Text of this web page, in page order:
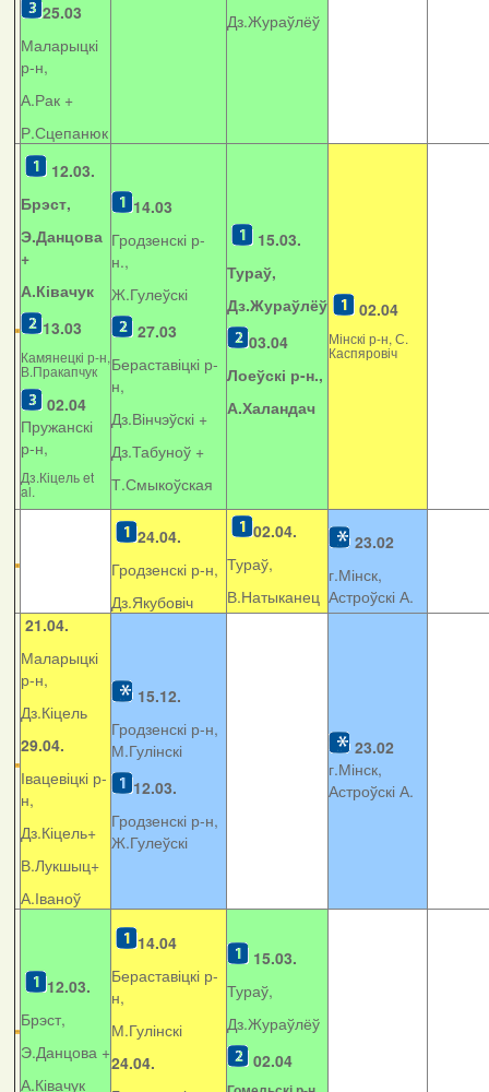
25.03
Маларыцкі
р-н,
А.Рак +
Р.Сцепанюк
Дз.Жураўлёў
12.03.
Брэст,
Э.Данцова
+
А.Ківачук
13.03
Камянецкі р-н,
В.Пракапчук
02.04
Пружанскі
р-н,
Дз.Кіцель et
al.
14.03
Гродзенскі р-
н.,
Ж.Гулеўскі
27.03
Бераставіцкі р-
н,
Дз.Вінчэўскі +
Дз.Табуноў +
Т.Смыкоўская
15.03.
Тураў,
Дз.Жураўлёў
03.04
Лоеўскі р-н.,
А.Халандач
02.04
Мінскі р-н, С.
Каспяровіч
24.04.
Гродзенскі р-н,
Дз.Якубовіч
02.04.
Тураў,
В.Натыканец
23.02
г.Мінск,
Астроўскі А.
21.04.
Маларыцкі
р-н,
Дз.Кіцель
29.04.
Івацевіцкі р-
н,
Дз.Кіцель+
В.Лукшыц+
А.Іваноў
15.12.
Гродзенскі р-н,
М.Гулінскі
12.03.
Гродзенскі р-н,
Ж.Гулеўскі
23.02
г.Мінск,
Астроўскі А.
12.03.
Брэст,
Э.Данцова +
А.Ківачук
14.04
Бераставіцкі р-
н,
М.Гулінскі
24.04.
15.03.
Тураў,
Дз.Жураўлёў
02.04